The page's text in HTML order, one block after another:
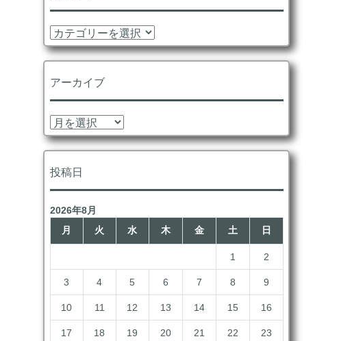
カ
テ
ゴ
ー
アーカイブ
ア
ー
カ
ブ
投稿日
2026年8月
月
火 水 木 金 土 日
1 2
3 4 5 6 7 8 9
10 11 12 13 14 15 16
17 18 19 20 21 22 23